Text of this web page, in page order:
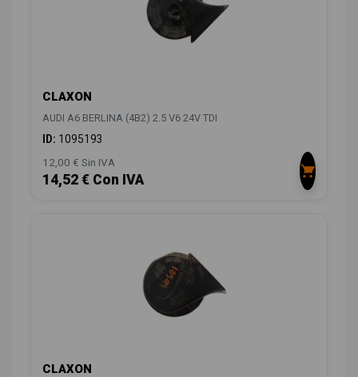
CLAXON
AUDI A6 BERLINA (4B2) 2.5 V6 24V TDI
ID: 1095193
12,00 € Sin IVA
14,52 € Con IVA
CLAXON